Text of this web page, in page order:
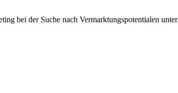
bei der Suche nach Vermarktungspotentialen